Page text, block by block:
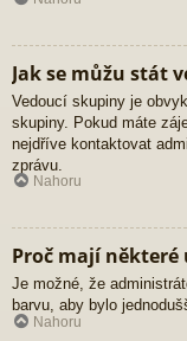
Jak se můžu stát
Vedoucí skupiny je
skupiny. Pokud máte
nejdříve kontaktovat
zprávu.
Nahoru
Proč mají
Je možné, že
barvu, aby bylo
Nahoru